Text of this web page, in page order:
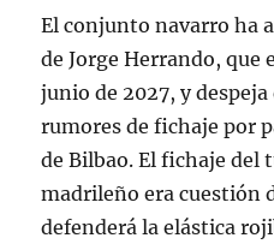
El conjunto navarro ha
de Jorge Herrando, que
junio de 2027, y
rumores de fichaje por
de Bilbao. El fichaje del
madrileño era cuestión
defenderá la elástica